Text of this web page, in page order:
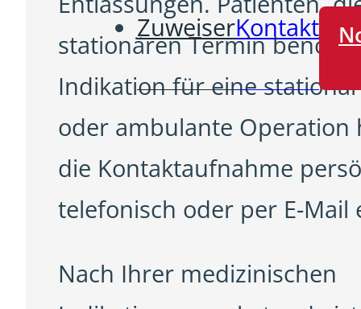
ZuweiserKontakt
stationären Termin
Indikation für eine
oder ambulante Operation
die Kontaktaufnahme
telefonisch oder per E-Mail
Nach Ihrer medizinischen